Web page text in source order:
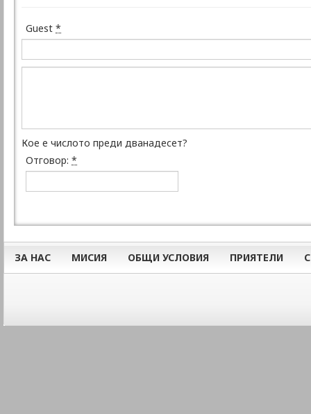
Guest *
Кое е числото преди дванадесет?
Отговор: *
ЗА НАС МИСИЯ ОБЩИ УСЛОВИЯ ПРИЯТЕЛИ